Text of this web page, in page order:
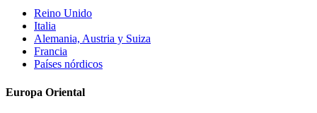
Reino Unido
Italia
Alemania, Austria y Suiza
Francia
Países nórdicos
Europa Oriental